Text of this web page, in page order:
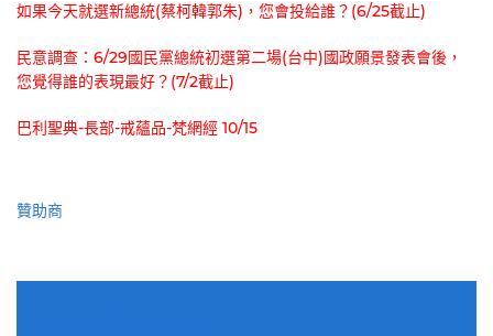
如果今天就選新總統(蔡柯韓郭朱)，您會投給誰？(6/25截止)
民意調查：6/29國民黨總統初選第二場(台中)國政願景發表會後，
您覺得誰的表現最好？(7/2截止)
巴利聖典-長部-戒蘊品-梵網經 10/15
贊助商